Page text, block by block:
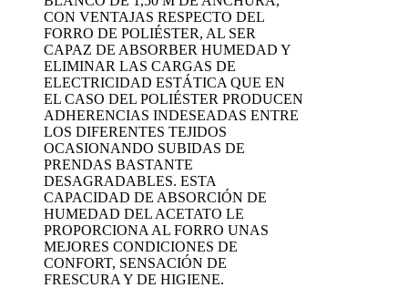
CON VENTAJAS RESPECTO DEL
FORRO DE POLIÉSTER, AL SER
CAPAZ DE ABSORBER HUMEDAD Y
ELIMINAR LAS CARGAS DE
ELECTRICIDAD ESTÁTICA QUE EN
EL CASO DEL POLIÉSTER PRODUCEN
ADHERENCIAS INDESEADAS ENTRE
LOS DIFERENTES TEJIDOS
OCASIONANDO SUBIDAS DE
PRENDAS BASTANTE
DESAGRADABLES. ESTA
CAPACIDAD DE ABSORCIÓN DE
HUMEDAD DEL ACETATO LE
PROPORCIONA AL FORRO UNAS
MEJORES CONDICIONES DE
CONFORT, SENSACIÓN DE
FRESCURA Y DE HIGIENE.